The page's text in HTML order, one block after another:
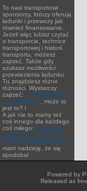
To nasi transportowi
sponsorzy, którzy oferują
ładunki i przewozy jak
również finansowanie.
Jeżeli więc lubisz czytać
o transporcie, technice
transportowej i historii
transportu, możesz
zajrzeć. Także gdy
szukasz możliwości
przewiezienia ładunku
Tu znajdziesz różne
różności. Wystarczy
zajrzeć: leasing, leasing
na samochód , może to
jest to? l
A jak nie to mamy też
coś innego dla każdego
coś miłego: obliczenia
numeryczne, metoda
elementu skończonego
mam nadzieję, że się
spodobal
Powered by
Released as